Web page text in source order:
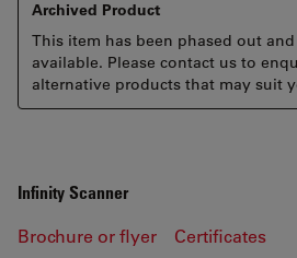
Archived Product
This item has been phased out
available. Please contact us to
alternative products that may suit
Infinity Scanner
Brochure or flyer Certificates